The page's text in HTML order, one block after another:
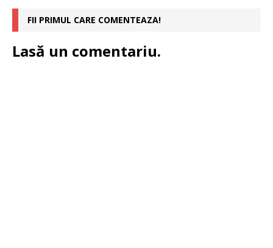
FII PRIMUL CARE COMENTEAZA!
Lasă un comentariu.